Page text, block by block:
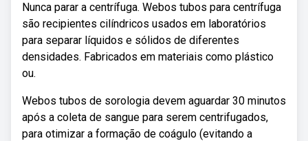
Nunca parar a centrífuga. Webos tubos para centrífuga
são recipientes cilíndricos usados em laboratórios
para separar líquidos e sólidos de diferentes
densidades. Fabricados em materiais como plástico
ou.
Webos tubos de sorologia devem aguardar 30 minutos
após a coleta de sangue para serem centrifugados,
para otimizar a formação de coágulo (evitando a